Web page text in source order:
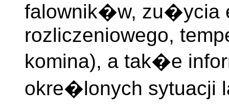
falownik�w, zu�ycia
rozliczeniowego,
komina), a tak�e
okre�lonych sytuacji